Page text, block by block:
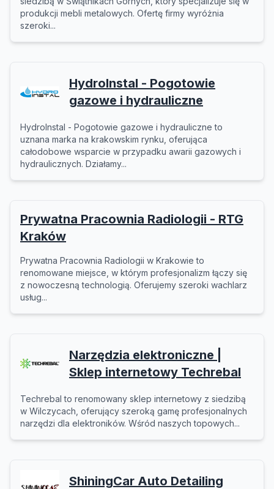
produkcji mebli metalowych. Ofertę firmy wyróżnia
szeroki...
HydroInstal - Pogotowie
gazowe i hydrauliczne
HydroInstal - Pogotowie gazowe i hydrauliczne to
uznana marka na krakowskim rynku, oferująca
całodobowe wsparcie w przypadku awarii gazowych i
hydraulicznych. Działamy...
Prywatna Pracownia Radiologii - RTG
Kraków
Prywatna Pracownia Radiologii w Krakowie to
renomowane miejsce, w którym profesjonalizm łączy się
z nowoczesną technologią. Oferujemy szeroki wachlarz
usług...
Narzędzia elektroniczne |
Sklep internetowy Techrebal
Techrebal to renomowany sklep internetowy z siedzibą
w Wilczycach, oferujący szeroką gamę profesjonalnych
narzędzi dla elektroników. Wśród naszych topowych...
ShiningCar Auto Detailing